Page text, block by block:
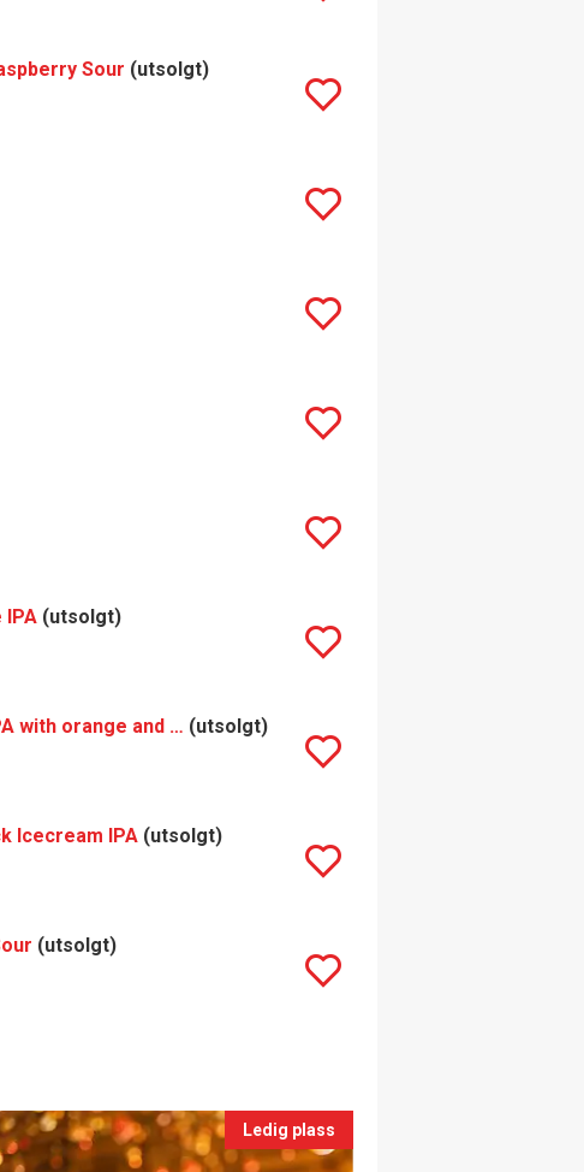
Sour (utsolgt)
IPA (utsolgt)
Wander Beyond Nautiloid Imperial Milkshake IPA with orange and mandarin (utsolgt)
Icecream IPA (utsolgt)
(utsolgt)
Ledig plass